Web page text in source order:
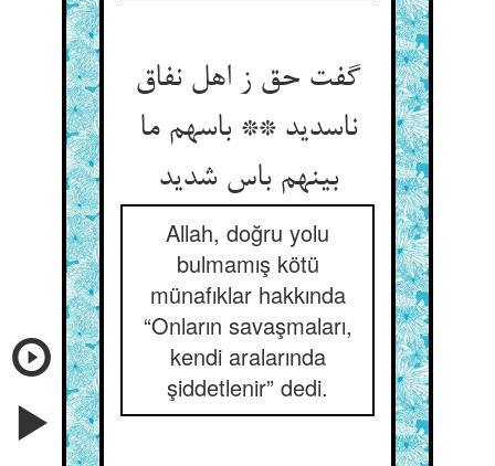
گفت حق ز اهل نفاق
ناسدید ** باسهم ما
بینهم باس شدید
Allah, doğru yolu
bulmamış kötü
münafıklar hakkında
“Onların savaşmaları,
kendi aralarında
şiddetlenir” dedi.